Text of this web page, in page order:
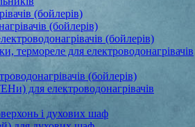
(бойлерів)
(бойлерів)
(бойлерів)
термореле для електроводонагрівачів
(бойлерів)
для електроводонагрівачів
і духових шаф